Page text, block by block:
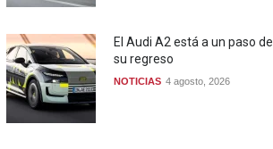
El Audi A2 está a un paso de
su regreso
NOTICIAS 4 agosto, 2026